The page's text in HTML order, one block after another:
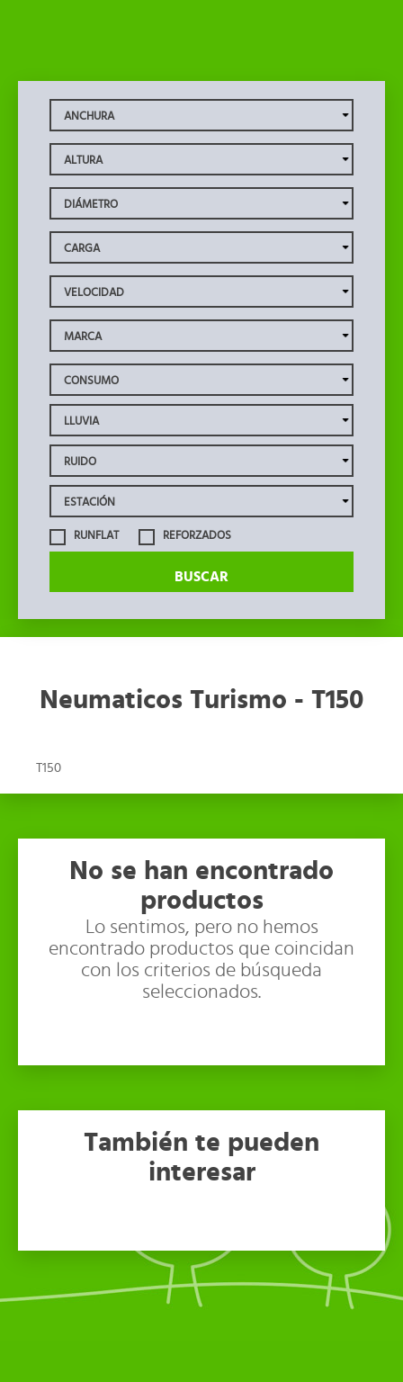
RUNFLAT REFORZADOS
BUSCAR
Neumaticos Turismo - T150
T150
No se han encontrado
productos
Lo sentimos, pero no hemos
encontrado productos que coincidan
con los criterios de búsqueda
seleccionados.
También te pueden
interesar